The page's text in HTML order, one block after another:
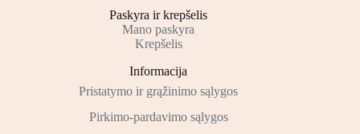
Paskyra ir krepšelis
Mano paskyra
Krepšelis
Informacija
Pristatymo ir grąžinimo sąlygos
Pirkimo-pardavimo sąlygos